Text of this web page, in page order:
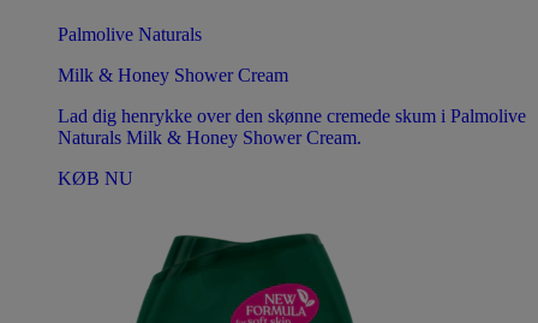
Palmolive Naturals
Milk & Honey Shower Cream
Lad dig henrykke over den skønne cremede skum i Palmolive
Naturals Milk & Honey Shower Cream.
KØB NU